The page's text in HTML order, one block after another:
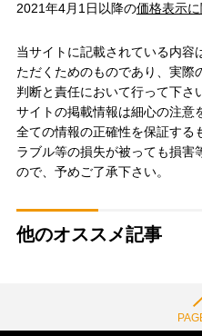
2021年4月1日以降の価格表示
当サイトに記載されている内容
ただくためのものであり、実際
判断と責任において行って下さ
サイトの掲載情報は細心の注意
全ての情報の正確性を保証する
ラブル等の損失が被っても損害
ので、予めご了承下さい。
他のオススメ記事